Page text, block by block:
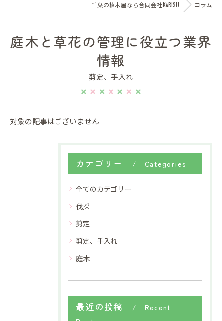
千葉の植木屋なら合同会社KARISU コラム
庭木と草花の管理に役立つ業界
情報
剪定、手入れ
対象の記事はございません
カテゴリー Categories
全てのカテゴリー
伐採
剪定
剪定、手入れ
庭木
最近の投稿
Recent